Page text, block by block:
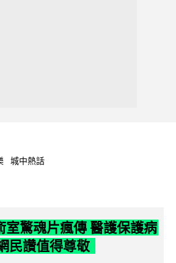
城中熱話
室驚魂片瘋傳 醫護保護病
民讚值得尊敬